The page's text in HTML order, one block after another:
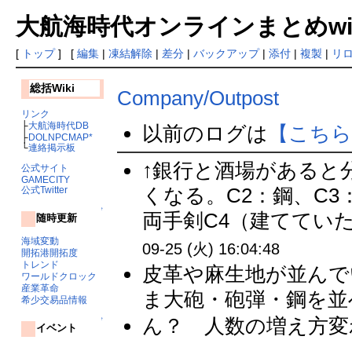
大航海時代オンラインまとめ
[ トップ] [ 編集| 凍結解除 | 差分| バックアップ| 添付| 複製 | リ
総括Wiki
リンク
├大航海時代DB
├DOLNPCMAP*
└連絡掲示板
公式サイト
GAMECITY
公式Twitter
↑
随時更新
海域変動
開拓港開拓度
トレンド
ワールドクロック
産業革命
希少交易品情報
↑
イベント
Company/Outpost
以前のログは
【こち
↑銀行と酒場があると
くなる。C2：鋼、C3
両手剣C4（建ててい
09-25 (火) 16:04:48
皮革や麻生地が並ん
ま大砲・砲弾・鋼を
ん？ 人数の増え方